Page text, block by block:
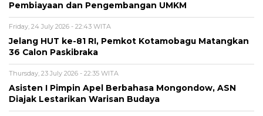
Pembiayaan dan Pengembangan UMKM
Friday, 24 July 2026 - 22:43 WITA
Jelang HUT ke-81 RI, Pemkot Kotamobagu Matangkan
36 Calon Paskibraka
Thursday, 23 July 2026 - 22:35 WITA
Asisten I Pimpin Apel Berbahasa Mongondow, ASN
Diajak Lestarikan Warisan Budaya